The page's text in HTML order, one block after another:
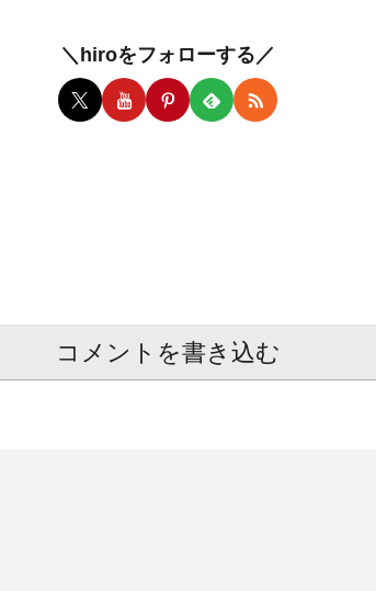
＼hiroをフォローする／
コメントを書き込む